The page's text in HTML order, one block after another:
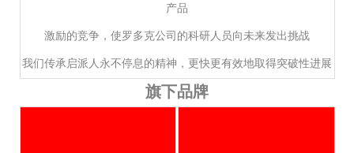
产品
激励的竞争，使罗多克公司的科研人员向未来发出挑战
我们传承启派人永不停息的精神，更快更有效地取得突破性进展
旗下品牌